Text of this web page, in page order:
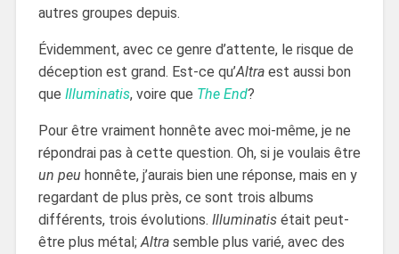
autres groupes depuis.
Évidemment, avec ce genre d’attente, le risque de
déception est grand. Est-ce qu’Altraest aussi bon
que Illuminatis, voire que The End?
Pour être vraiment honnête avec moi-même, je ne
répondrai pas à cette question. Oh, si je voulais être
un peu honnête, j’aurais bien une réponse, mais en y
regardant de plus près, ce sont trois albums
différents, trois évolutions. Illuminatis était peut-
être plus métal;Altrasemble plus varié, avec des